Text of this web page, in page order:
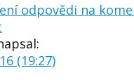
odpovědi na
(19:27)